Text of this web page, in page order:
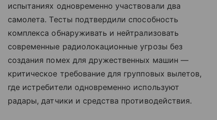
испытаниях одновременно участвовали два
самолета. Тесты подтвердили способность
комплекса обнаруживать и нейтрализовать
современные радиолокационные угрозы без
создания помех для дружественных машин —
критическое требование для групповых вылетов,
где истребители одновременно используют
радары, датчики и средства противодействия.